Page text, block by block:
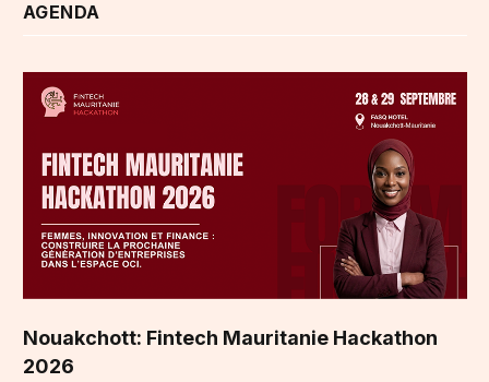
AGENDA
Nouakchott: Fintech Mauritanie Hackathon
2026